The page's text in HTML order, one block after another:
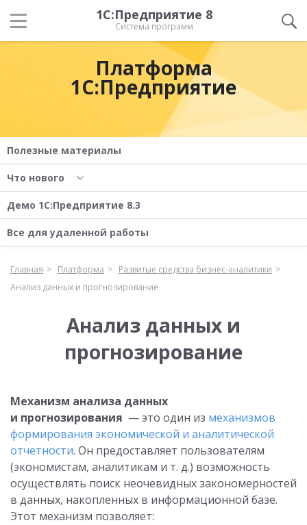
1С:Предприятие 8
Система программ
Платформа
1С:Предприятие
Полезные материалы
Что нового
Демо 1С:Предприятие 8.3
Все для удаленной работы
Главная Платформа
Развитые средства бизнес-аналитики
Анализ данных и прогнозирование
Анализ данных и
прогнозирование
Механизм анализа данных
и прогнозирования — это один из механизмов
формирования экономической и аналитической
отчетности. Он предоставляет пользователям
(экономистам, аналитикам и т. д.) возможность
осуществлять поиск неочевидных закономерностей
в данных, накопленных в информационной базе.
Этот механизм позволяет: